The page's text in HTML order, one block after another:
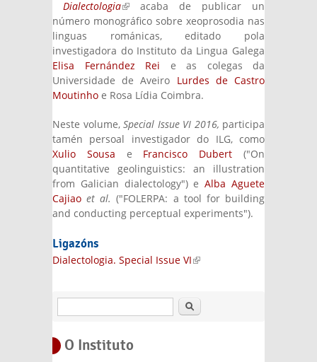
Dialectologia(link is external)
acaba de publicar un
número monográfico sobre xeoprosodia nas
linguas románicas, editado pola
investigadora do Instituto da Lingua Galega
Elisa Fernández Rei e as colegas da
Universidade de Aveiro Lurdes de Castro
Moutinho e Rosa Lídia Coimbra.
Neste volume, Special Issue VI 2016, participa
tamén persoal investigador do ILG, como
Xulio Sousa e Francisco Dubert ("On
quantitative geolinguistics: an illustration
from Galician dialectology") eAlba Aguete
Cajiao et al. ("FOLERPA: a tool for building
and conducting perceptual experiments").
Ligazóns
Dialectologia. Special Issue VI(link is
Buscar
O Instituto